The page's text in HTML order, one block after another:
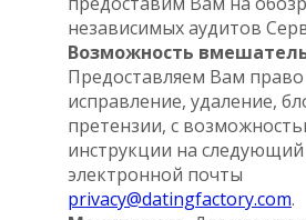
независимых аудитов
Возможность
Предоставляем Вам право
исправление, удаление,
претензии, с
инструкции на следующий
электронной почты
privacy@datingfactory.com.